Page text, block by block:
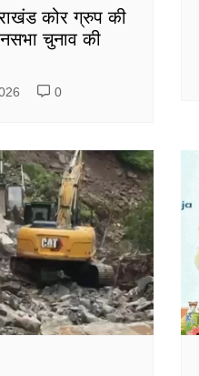
कोर ग्रुप की
चुनाव की
0